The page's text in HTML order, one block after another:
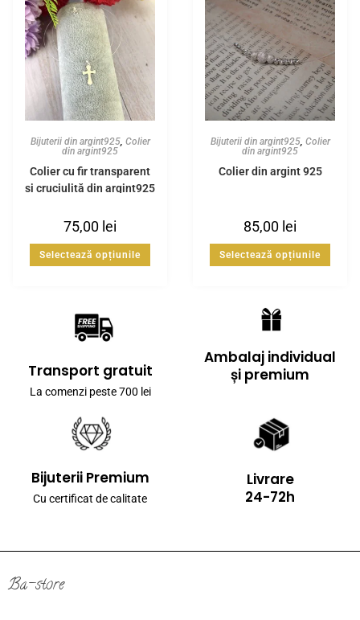
Bijuterii din argint925, Colier
din argint925
Colier cu fir transparent
și cruciuliță din argint925
75,00 lei
Selectează opțiunile
Bijuterii din argint925, Colier
din argint925
Colier din argint 925
85,00 lei
Selectează opțiunile
Transport gratuit
La comenzi peste 700 lei
Ambalaj individual
și premium
Bijuterii Premium
Cu certificat de calitate
Livrare
24-72h
Ba-store